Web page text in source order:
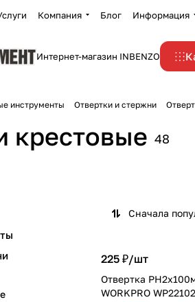
Компания Блог Информация
Интернет-магазин INBENZO
инструменты Отвертки и стержни
крестовые 48
Сначала
225 ₽/шт
Отвертка
WORKPRO